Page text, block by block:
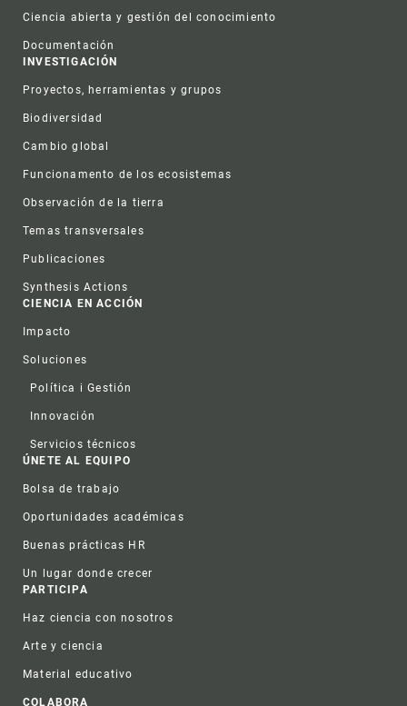
Ciencia abierta y gestión del conocimiento
Documentación
INVESTIGACIÓN
Proyectos, herramientas y grupos
Biodiversidad
Cambio global
Funcionamento de los ecosistemas
Observación de la tierra
Temas transversales
Publicaciones
Synthesis Actions
CIENCIA EN ACCIÓN
Impacto
Soluciones
Política i Gestión
Innovación
Servicios técnicos
ÚNETE AL EQUIPO
Bolsa de trabajo
Oportunidades académicas
Buenas prácticas HR
Un lugar donde crecer
PARTICIPA
Haz ciencia con nosotros
Arte y ciencia
Material educativo
COLABORA